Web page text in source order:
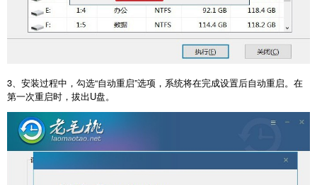
3 、安装过程中，勾选“自动重启”选项，系统将在完成设置后自动重启。在
第一次重启时，拔出U盘。